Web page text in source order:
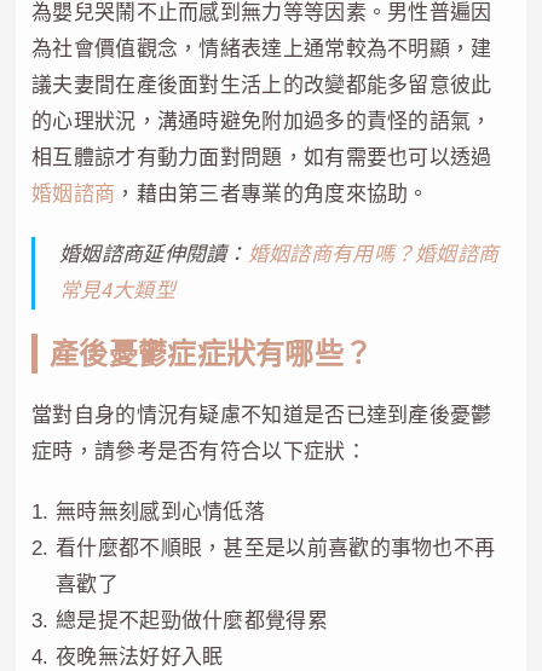
為嬰兒哭鬧不止而感到無力等等因素。男性普遍因
為社會價值觀念，情緒表達上通常較為不明顯，建
議夫妻間在產後面對生活上的改變都能多留意彼此
的心理狀況，溝通時避免附加過多的責怪的語氣，
相互體諒才有動力面對問題，如有需要也可以透過
婚姻諮商 ，藉由第三者專業的角度來協助。
婚姻諮商延伸閱讀： 婚姻諮商有用嗎？婚姻諮商
常見4大類型
產後憂鬱症症狀有哪些？
當對自身的情況有疑慮不知道是否已達到產後憂鬱
症時，請參考是否有符合以下症狀：
無時無刻感到心情低落
看什麼都不順眼，甚至是以前喜歡的事物也不再
喜歡了
總是提不起勁做什麼都覺得累
夜晚無法好好入眠